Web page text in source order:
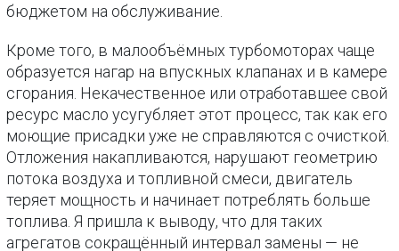
бюджетом на обслуживание.
Кроме того, в малообъёмных турбомоторах чаще
образуется нагар на впускных клапанах и в камере
сгорания. Некачественное или отработавшее свой
ресурс масло усугубляет этот процесс, так как его
моющие присадки уже не справляются с очисткой.
Отложения накапливаются, нарушают геометрию
потока воздуха и топливной смеси, двигатель
теряет мощность и начинает потреблять больше
топлива. Я пришла к выводу, что для таких
агрегатов сокращённый интервал замены — не